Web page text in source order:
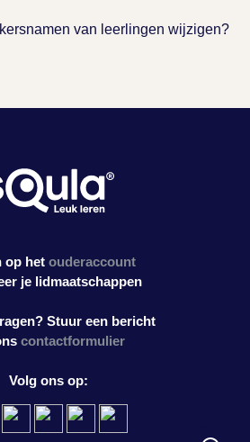
van leerlingen wijzigen?
op het ouderaccount
je lidmaatschappen
Stuur een bericht
contactformulier
Volg ons op: